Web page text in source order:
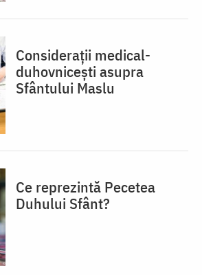
Considerații medical-
duhovnicești asupra
Sfântului Maslu
Ce reprezintă Pecetea
Duhului Sfânt?